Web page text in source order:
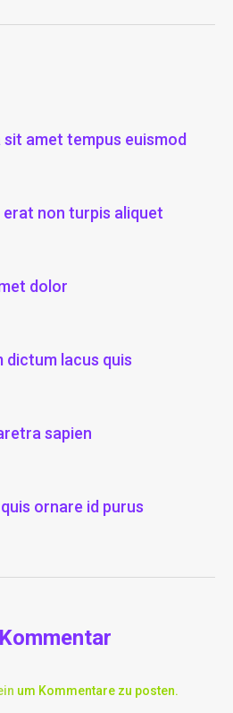
amet tempus euismod
non turpis aliquet
dolor
dictum lacus quis
sapien
ornare id purus
um Kommentare zu posten.